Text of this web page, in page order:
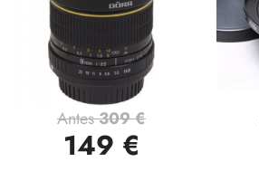
Antes309 €
149 €